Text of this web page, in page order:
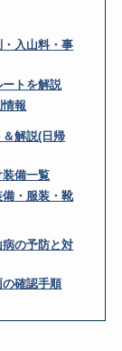
入山料・事
ートを解説
情報
＆解説(日帰
装備一覧
備・服装・靴
病の予防と対
の確認手順